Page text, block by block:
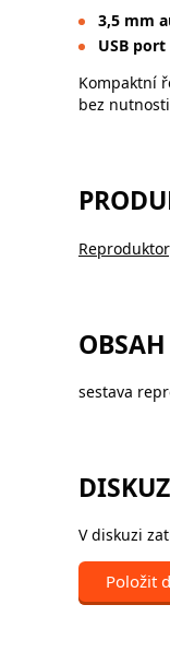
3,5 mm
USB
Kompaktní
bez
sestava
V diskuzi
Položit